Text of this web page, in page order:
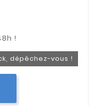
dépêchez-vous !